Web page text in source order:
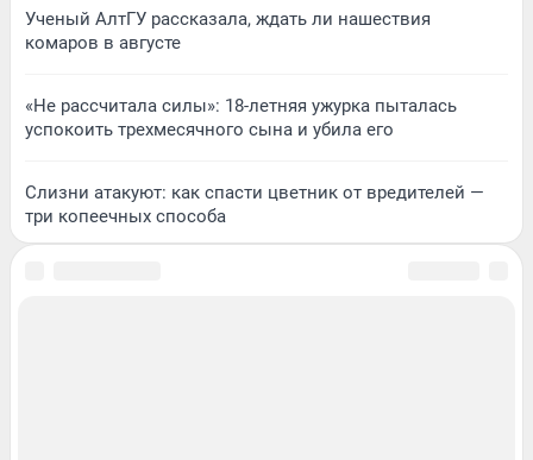
Ученый АлтГУ рассказала, ждать ли нашествия
комаров в августе
«Не рассчитала силы»: 18-летняя ужурка пыталась
успокоить трехмесячного сына и убила его
Слизни атакуют: как спасти цветник от вредителей —
три копеечных способа